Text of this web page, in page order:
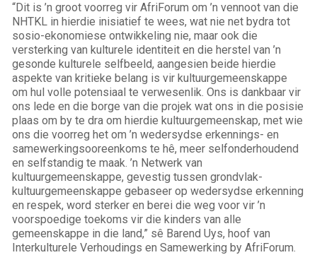
“Dit is ’n groot voorreg vir AfriForum om ’n vennoot van die
NHTKL in hierdie inisiatief te wees, wat nie net bydra tot
sosio-ekonomiese ontwikkeling nie, maar ook die
versterking van kulturele identiteit en die herstel van ’n
gesonde kulturele selfbeeld, aangesien beide hierdie
aspekte van kritieke belang is vir kultuurgemeenskappe
om hul volle potensiaal te verwesenlik. Ons is dankbaar vir
ons lede en die borge van die projek wat ons in die posisie
plaas om by te dra om hierdie kultuurgemeenskap, met wie
ons die voorreg het om ’n wedersydse erkennings- en
samewerkingsooreenkoms te hê, meer selfonderhoudend
en selfstandig te maak. ’n Netwerk van
kultuurgemeenskappe, gevestig tussen grondvlak-
kultuurgemeenskappe gebaseer op wedersydse erkenning
en respek, word sterker en berei die weg voor vir ’n
voorspoedige toekoms vir die kinders van alle
gemeenskappe in die land,” sê Barend Uys, hoof van
Interkulturele Verhoudings en Samewerking by AfriForum.